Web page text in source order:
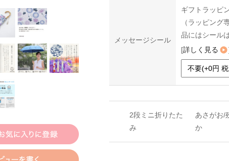
メッセージシール
ギフトラッピ
（ラッピング
品にはシール
[詳しく見る
2段ミニ折りたた
み
あさがお/
か